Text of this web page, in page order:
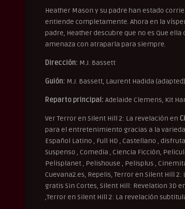
Heather Mason y su padre han estado
entiende completamente. Ahora en la
padre, Heather descubre que no es Que
amenaza con atraparla para siempre.
Dirección: M.J. Bassett
Guión: M.J. Bassett, Laurent Hadida
Reparto principal: Adelaide Clemens, Kit
Ver Terror en Silent Hill 2: La revelación en
para el entretenimiento gracias a la
Español Latino , Full HD , Castellano ,
Suspenso , Comedia , Ciencia Ficción,
Pelisplanet , Pelishouse , Pelisplus ,
Cuevana2.es, Repelis, Terror en Silent Hill
gratis Sin Cortes, Silent Hill: Revelation 3D
,Terror en Silent Hill 2: La revelación